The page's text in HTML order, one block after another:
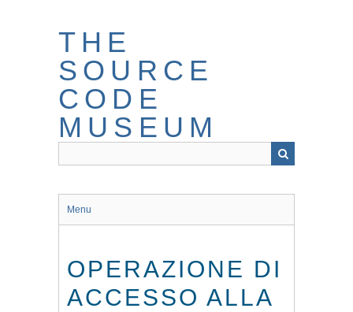
THE
SOURCE
CODE
MUSEUM
Menu
OPERAZIONE DI
ACCESSO ALLA